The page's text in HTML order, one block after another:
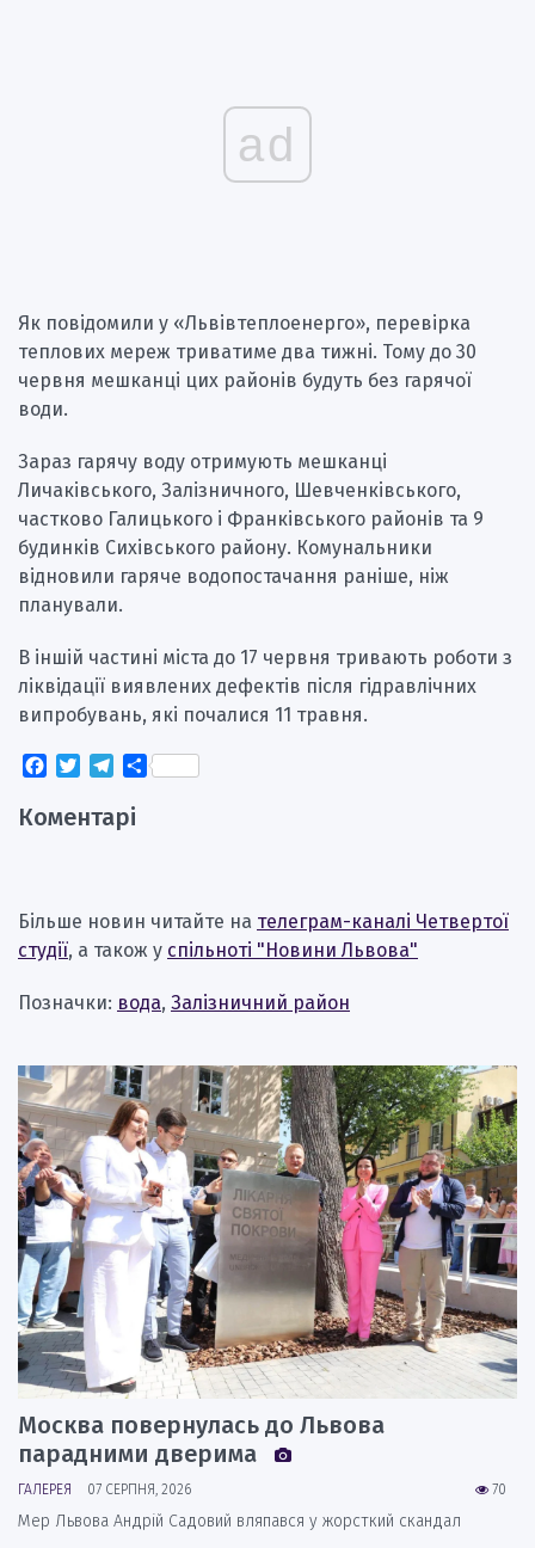
ad
Як повідомили у «Львівтеплоенерго», перевірка
теплових мереж триватиме два тижні. Тому до 30
червня мешканці цих районів будуть без гарячої
води.
Зараз гарячу воду отримують мешканці
Личаківського, Залізничного, Шевченківського,
частково Галицького і Франківського районів та 9
будинків Сихівського району. Комунальники
відновили гаряче водопостачання раніше, ніж
планували.
В іншій частині міста до 17 червня тривають роботи з
ліквідації виявлених дефектів після гідравлічних
випробувань, які почалися 11 травня.
Facebook
TwitterTelegram
Поділитися
Коментарі
Більше новин читайте на телеграм-каналі Четвертої
студії, а також у спільноті "Новини Львова"
Позначки: вода, Залізничний район
Москва повернулась до Львова
парадними дверима
70
ГАЛЕРЕЯ 07 СЕРПНЯ, 2026
Мер Львова Андрій Садовий вляпався у жорсткий скандал